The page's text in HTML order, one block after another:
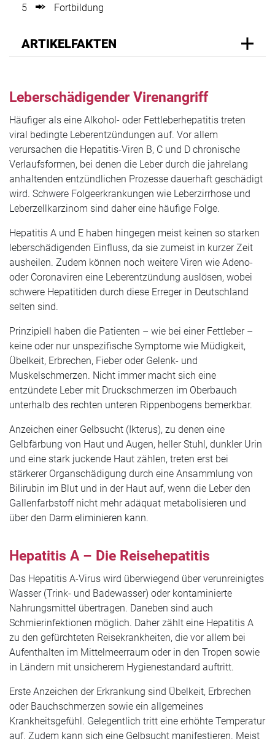
5 Fortbildung
ARTIKELFAKTEN
Leberschädigender Virenangriff
Häufiger als eine Alkohol- oder Fettleberhepatitis treten
viral bedingte Leberentzündungen auf. Vor allem
verursachen die Hepatitis-Viren B, C und D chronische
Verlaufsformen, bei denen die Leber durch die jahrelang
anhaltenden entzündlichen Prozesse dauerhaft geschädigt
wird. Schwere Folgeerkrankungen wie Leberzirrhose und
Leberzellkarzinom sind daher eine häufige Folge.
Hepatitis A und E haben hingegen meist keinen so starken
leberschädigenden Einfluss, da sie zumeist in kurzer Zeit
ausheilen. Zudem können noch weitere Viren wie Adeno-
oder Coronaviren eine Leberentzündung auslösen, wobei
schwere Hepatitiden durch diese Erreger in Deutschland
selten sind.
Prinzipiell haben die Patienten – wie bei einer Fettleber –
keine oder nur unspezifische Symptome wie Müdigkeit,
Übelkeit, Erbrechen, Fieber oder Gelenk- und
Muskelschmerzen. Nicht immer macht sich eine
entzündete Leber mit Druckschmerzen im Oberbauch
unterhalb des rechten unteren Rippenbogens bemerkbar.
Anzeichen einer Gelbsucht (Ikterus), zu denen eine
Gelbfärbung von Haut und Augen, heller Stuhl, dunkler Urin
und eine stark juckende Haut zählen, treten erst bei
stärkerer Organschädigung durch eine Ansammlung von
Bilirubin im Blut und in der Haut auf, wenn die Leber den
Gallenfarbstoff nicht mehr adäquat metabolisieren und
über den Darm eliminieren kann.
Hepatitis A – Die Reisehepatitis
Das Hepatitis A-Virus wird überwiegend über verunreinigtes
Wasser (Trink- und Badewasser) oder kontaminierte
Nahrungsmittel übertragen. Daneben sind auch
Schmierinfektionen möglich. Daher zählt eine Hepatitis A
zu den gefürchteten Reisekrankheiten, die vor allem bei
Aufenthalten im Mittelmeerraum oder in den Tropen sowie
in Ländern mit unsicherem Hygienestandard auftritt.
Erste Anzeichen der Erkrankung sind Übelkeit, Erbrechen
oder Bauchschmerzen sowie ein allgemeines
Krankheitsgefühl. Gelegentlich tritt eine erhöhte Temperatur
auf. Zudem kann sich eine Gelbsucht manifestieren. Meist